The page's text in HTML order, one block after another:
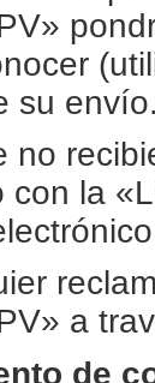
su envío.
no
con la
a
de